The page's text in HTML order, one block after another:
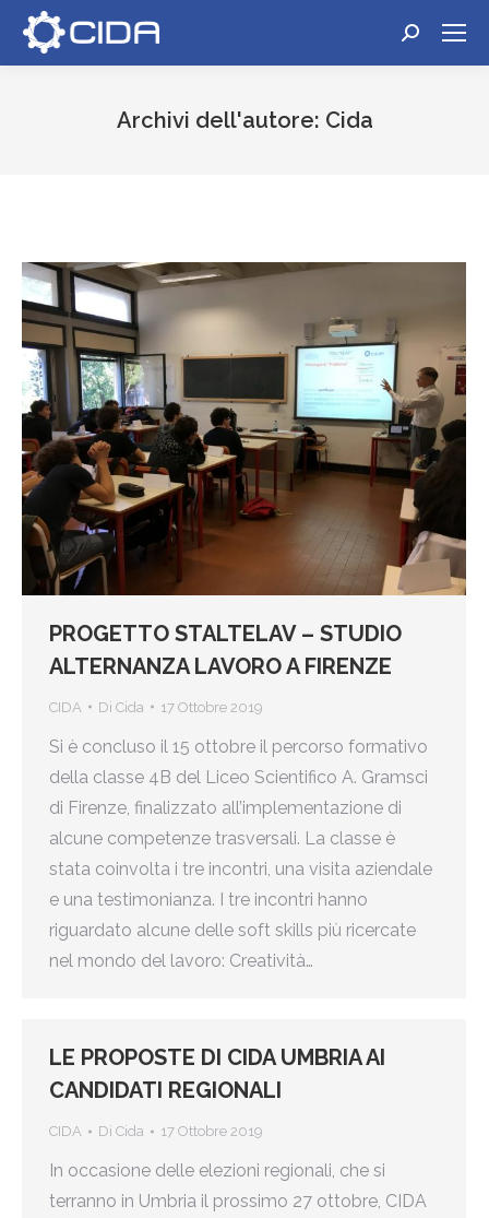
Cerca:
Archivi dell'autore: Cida
PROGETTO STALTELAV – STUDIO
ALTERNANZA LAVORO A FIRENZE
CIDA Di Cida 17 Ottobre 2019
Si è concluso il 15 ottobre il percorso formativo
della classe 4B del Liceo Scientifico A. Gramsci
di Firenze, finalizzato all’implementazione di
alcune competenze trasversali. La classe è
stata coinvolta i tre incontri, una visita aziendale
e una testimonianza. I tre incontri hanno
riguardato alcune delle soft skills più ricercate
nel mondo del lavoro: Creatività…
LE PROPOSTE DI CIDA UMBRIA AI
CANDIDATI REGIONALI
CIDA Di Cida 17 Ottobre 2019
In occasione delle elezioni regionali, che si
terranno in Umbria il prossimo 27 ottobre, CIDA